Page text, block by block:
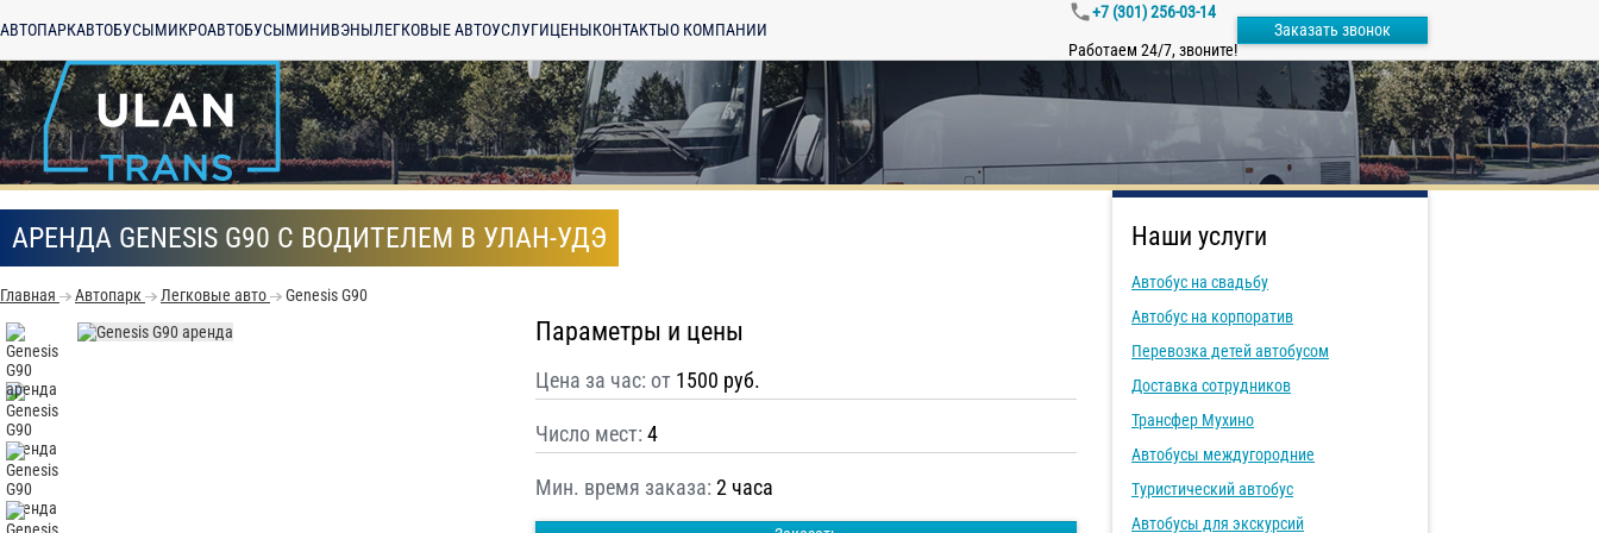
АВТОПАРКАВТОБУСЫМИКРОАВТОБУСЫМИНИВЭНЫЛЕГКОВЫЕ АВТОУСЛУГИЦЕНЫКОНТАКТЫО КОМПАНИИ
+7 (301) 256-03-14
Работаем 24/7, звоните!
Заказать звонок
АРЕНДА GENESIS G90 С ВОДИТЕЛЕМ В УЛАН-УДЭ
Главная Автопарк Легковые авто Genesis G90
Параметры и цены
Цена за час: от 1500 руб.
Число мест: 4
Мин. время заказа: 2 часа
Наши услуги
Автобус на свадьбу
Автобус на корпоратив
Перевозка детей автобусом
Доставка сотрудников
Трансфер Мухино
Автобусы междугородние
Туристический автобус
Автобусы для экскурсий
Политикой конфиденциальностиознакомлен(а), даю